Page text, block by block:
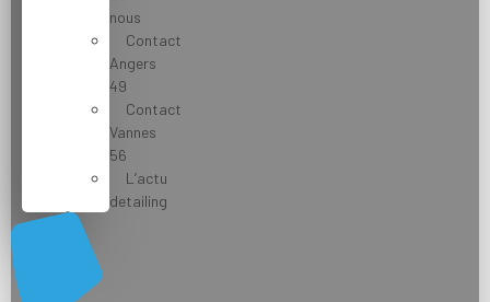
nous
Contact
Angers
49
Contact
Vannes
56
L’actu
detailing